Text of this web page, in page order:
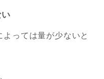
っては量が少ないと